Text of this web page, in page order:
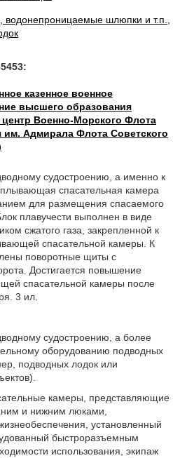
шлюпки и т.п.,
казенное военное
высшего образования
Военно-Морского Флота
им. Адмирала Флота Советского
судостроению, а именно к
спасательная камера
для размещения спасаемого
плавучести выполнен в виде
сжатого газа, закрепленной к
спасательной камеры. К
поворотные щиты с
Достигается повышение
спасательной камеры после
3 ил.
судостроению, а более
оборудованию подводных
подводных лодок или
камеры, представляющие
и нижним люками,
установленный
быстроразъемным
использования, экипаж